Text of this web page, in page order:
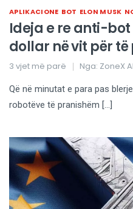
APLIKACIONE BOT ELON MUSK
Ideja e re anti-bot
dollar në vit për
3 vjet më parë Nga: ZoneX
Që në minutat e para pas
robotëve të pranishëm […]